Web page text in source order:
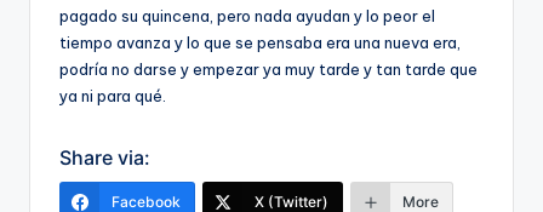
pagado su quincena, pero nada ayudan y lo peor el
tiempo avanza y lo que se pensaba era una nueva era,
podría no darse y empezar ya muy tarde y tan tarde que
ya ni para qué.
Share via:
Facebook X (Twitter) More